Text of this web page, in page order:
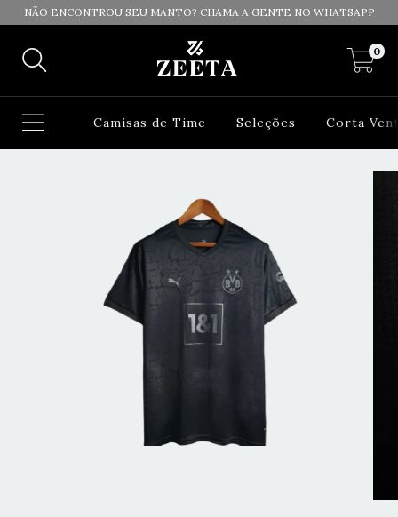
NÃO ENCONTROU SEU MANTO? CHAMA A GENTE NO WHATSAPP
0
Camisas de Time Seleções Corta